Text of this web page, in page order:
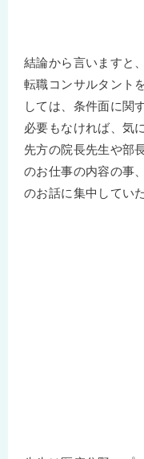
結論から言いますと、
転職コンサルタント
しては、条件面に関
必要もなければ、気
先方の院長先生や部
のお仕事の内容の事
のお話に集中してい